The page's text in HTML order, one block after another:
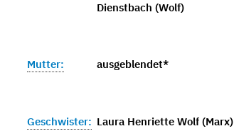
Dienstbach (Wolf)
Mutter: ausgeblendet*
Geschwister: Laura Henriette Wolf (Marx)